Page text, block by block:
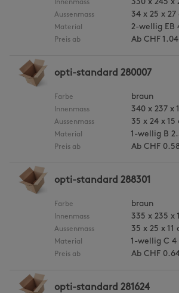
Innenmass 330 x 245 x
Aussenmass 34 x 25 x 27
Material 2-wellig EB
Preis ab Ab CHF 1.04
opti-standard 280007
Farbe braun
Innenmass 340 x 237 x
Aussenmass 35 x 24 x 15
Material 1-wellig B
Preis ab Ab CHF
opti-standard 288301
Farbe braun
Innenmass 335 x 235 x
Aussenmass 35 x 25 x 11
Material 1-wellig C 4
Preis ab Ab CHF
opti-standard 281624